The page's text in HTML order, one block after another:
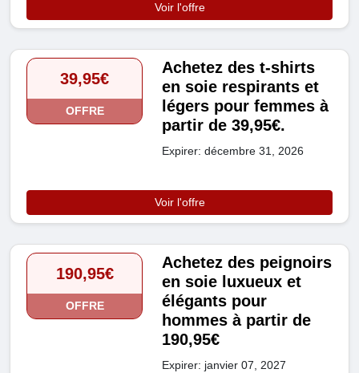
Voir l'offre
39,95€
OFFRE
Achetez des t-shirts
en soie respirants et
légers pour femmes à
partir de 39,95€.
Expirer: décembre 31, 2026
Voir l'offre
190,95€
OFFRE
Achetez des peignoirs
en soie luxueux et
élégants pour
hommes à partir de
190,95€
Expirer: janvier 07, 2027